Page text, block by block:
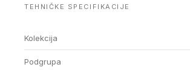
TEHNIČKE SPECIFIKACIJE
Kolekcija
Podgrupa